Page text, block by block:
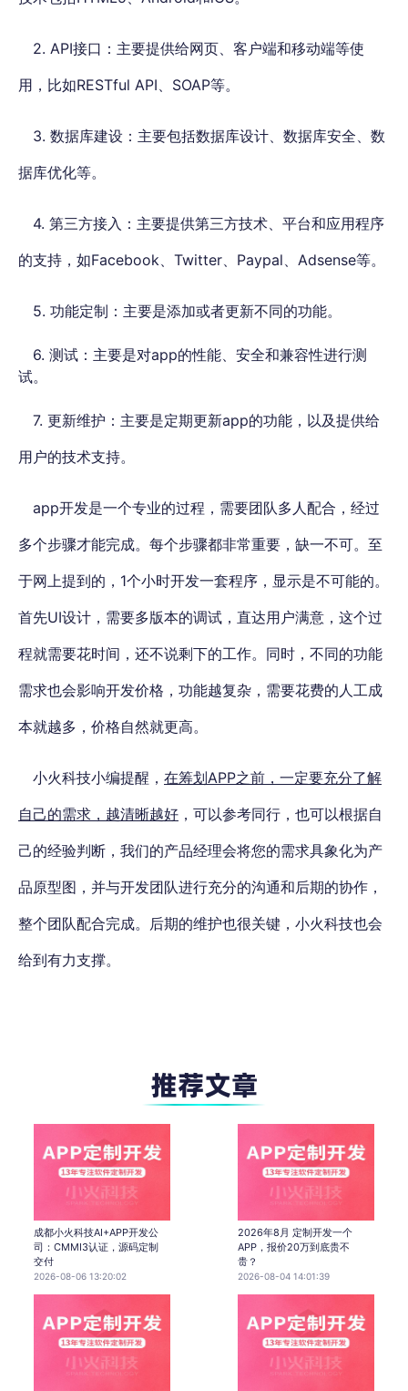
2. API接口：主要提供给网页、客户端和移动端等使
用，比如RESTful API、SOAP等。
3. 数据库建设：主要包括数据库设计、数据库安全、数
据库优化等。
4. 第三方接入：主要提供第三方技术、平台和应用程序
的支持，如Facebook、Twitter、Paypal、Adsense等。
5. 功能定制：主要是添加或者更新不同的功能。
6. 测试：主要是对app的性能、安全和兼容性进行测
试。
7. 更新维护：主要是定期更新app的功能，以及提供给
用户的技术支持。
app开发是一个专业的过程，需要团队多人配合，经过
多个步骤才能完成。 每个步骤都非常重要，缺一不可。至
于网上提到的，1个小时开发一套程序，显示是不可能的。
首先UI设计，需要多版本的调试，直达用户满意，这个过
程就需要花时间，还不说剩下的工作。同时，不同的功能
需求也会影响开发价格，功能越复杂，需要花费的人工成
本就越多，价格自然就更高。
小火科技小编提醒， 在筹划APP之前，一定要充分了解
自己的需求，越清晰越好 ，可以参考同行，也可以根据自
己的经验判断，我们的产品经理会将您的需求具象化为产
品原型图，并与开发团队进行充分的沟通和后期的协作，
整个团队配合完成。后期的维护也很关键，小火科技也会
给到有力支撑。
成都小火科技AI+APP开发公
司：CMMI3认证，源码定制
交付
2026-08-06 13:20:02
2026年8月 定制开发一个
APP，报价20万到底贵不
贵？
2026-08-04 14:01:39